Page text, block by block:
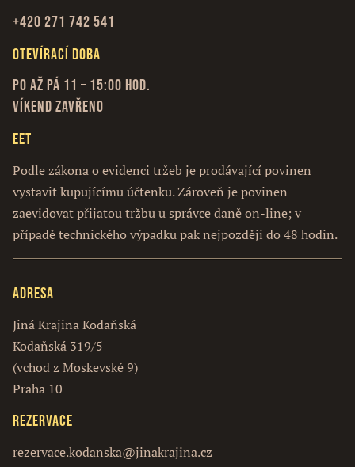
+420 271 742 541
Otevírací doba
Po až Pá 11 – 15:00 hod.
Víkend zavřeno
EET
Podle zákona o evidenci tržeb je prodávající povinen
vystavit kupujícímu účtenku. Zároveň je povinen
zaevidovat přijatou tržbu u správce daně on-line; v
případě technického výpadku pak nejpozději do 48 hodin.
Adresa
Jiná Krajina Kodaňská
Kodaňská 319/5
(vchod z Moskevské 9)
Praha 10
Rezervace
rezervace.kodanska@jinakrajina.cz